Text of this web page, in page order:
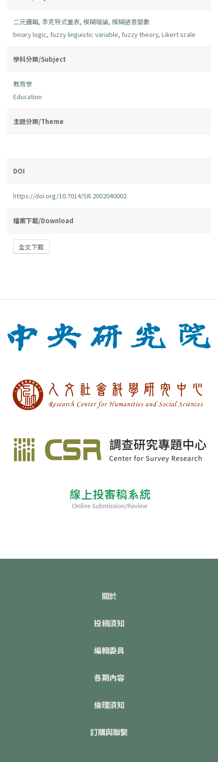
二元邏輯, 李克特式量表, 模糊理論, 模糊語意變數
binary logic, fuzzy linguistic variable, fuzzy theory, Likert scale
學科分類/Subject
教育學
Education
主題分類/Theme
DOI
https://doi.org/10.7014/SR.2002040002
檔案下載/Download
全文下載
關於
投稿須知
編輯委員
各期內容
倫理須知
訂購與聯繫